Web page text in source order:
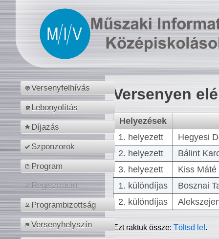
Versenyfelhívás
Lebonyolítás
Díjazás
Szponzorok
Program
Regisztráció
Programbizottság
Versenyhelyszín
Versenyen
Helyezések
1. helyezett
Hegyesi
2. helyezett
Bálint
3. helyezett
Kiss
1. különdíjas
Bosznai
2. különdíjas
Ezt raktuk össze:Töltsd le!.